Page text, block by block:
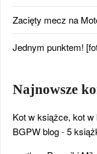
Zacięty mecz na
Jednym punktem!
Najnowsze
Kot w książce, kot
BGPW blog-5